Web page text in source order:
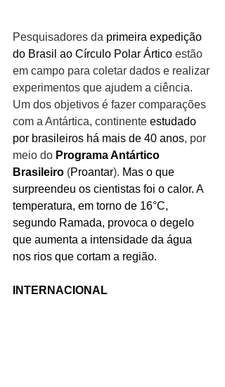
Pesquisadores da primeira expedição
do Brasil ao Círculo Polar Ártico estão
em campo para coletar dados e realizar
experimentos que ajudem a ciência.
Um dos objetivos é fazer comparações
com a Antártica, continente estudado
por brasileiros há mais de 40 anos, por
meio do Programa Antártico
Brasileiro (Proantar). Mas o que
surpreendeu os cientistas foi o calor. A
temperatura, em torno de 16°C,
segundo Ramada, provoca o degelo
que aumenta a intensidade da água
nos rios que cortam a região.
INTERNACIONAL